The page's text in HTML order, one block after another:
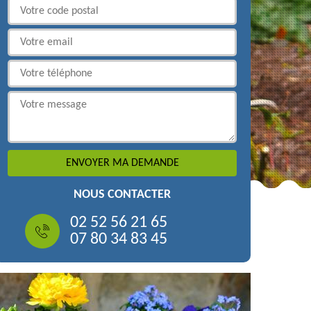
NOUS CONTACTER
02 52 56 21 65
07 80 34 83 45